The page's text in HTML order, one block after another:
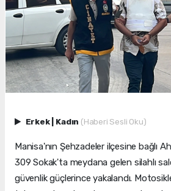
Erkek Kadın (Haberi Sesli Oku)
Manisa'nın Şehzadeler ilçesine bağlı
309 Sokak'ta meydana gelen silahlı
güvenlik güçlerince yakalandı.